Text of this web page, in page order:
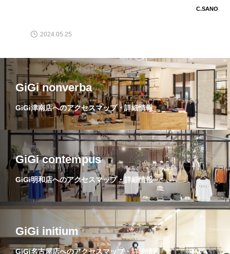
C.SANO
2024.05.25
GiGi nonverba
GiGi津南店へのアクセスマップ・詳細情報
GiGi contempus
GiGi明和店へのアクセスマップ・詳細情報
GiGi initium
GiGi名古屋店へのアクセスマップ・詳細情報